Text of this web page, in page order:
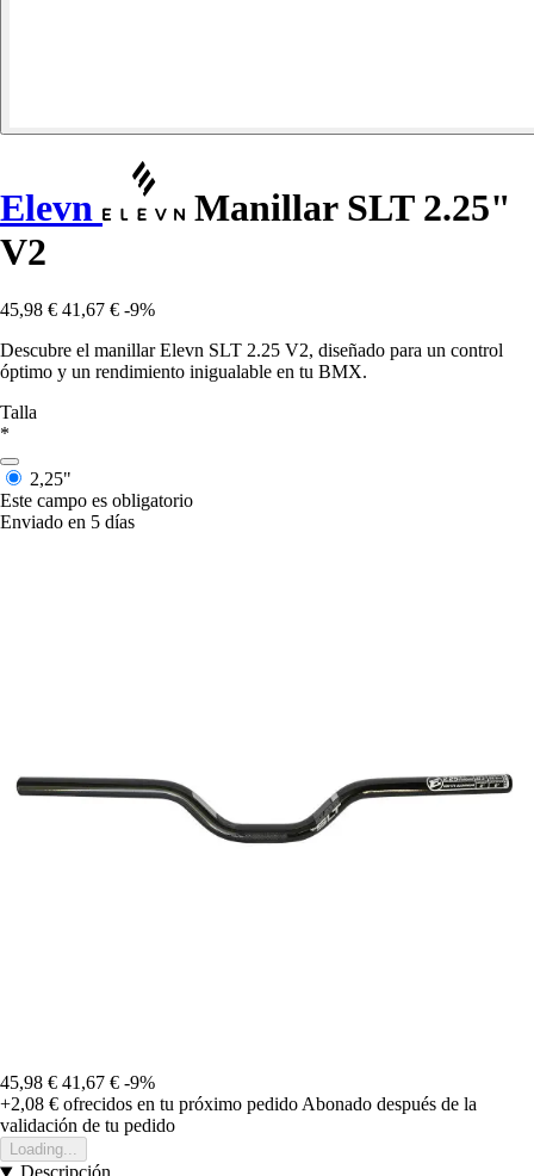
Elevn
Manillar SLT 2.25"
V2
45,98 € 41,67 € -9%
Descubre el manillar Elevn SLT 2.25 V2, diseñado para un control
óptimo y un rendimiento inigualable en tu BMX.
Talla
*
2,25"
Este campo es obligatorio
Enviado en 5 días
45,98 € 41,67 € -9%
+2,08 € ofrecidos en tu próximo pedido Abonado después de la
validación de tu pedido
Loading...